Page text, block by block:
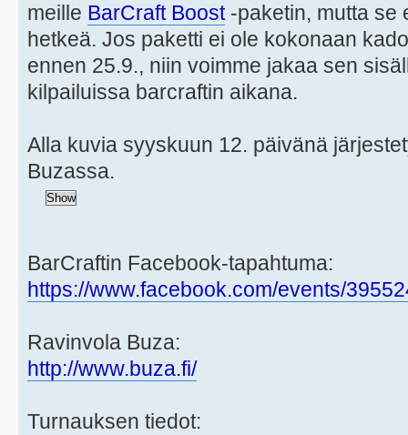
meille BarCraft Boost-paketin, mutta se
hetkeä. Jos paketti ei ole kokonaan
ennen 25.9., niin voimme jakaa sen
kilpailuissa barcraftin aikana.
Alla kuvia syyskuun 12. päivänä
Buzassa.
BarCraftin Facebook-tapahtuma:
https://www.facebook.com/events/
Ravinvola Buza:
http://www.buza.fi/
Turnauksen tiedot: